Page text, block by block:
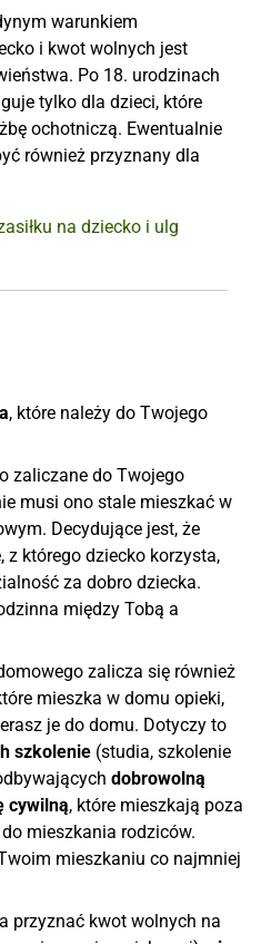
warunkiem
i kwot wolnych jest
Po 18. urodzinach
tylko dla dzieci, które
ochotniczą. Ewentualnie
również przyznany dla
na dziecko i ulg
, które należy do Twojego
zaliczane do Twojego
musi ono stale mieszkać w
Decydujące jest, że
z którego dziecko korzysta,
za dobro dziecka.
między Tobą a
zalicza się również
mieszka w domu opieki,
je do domu. Dotyczy to
szkolenie (studia, szkolenie
dobrowolną
cywilną, które mieszkają poza
mieszkania rodziców.
mieszkaniu co najmniej
przyznać kwot wolnych na